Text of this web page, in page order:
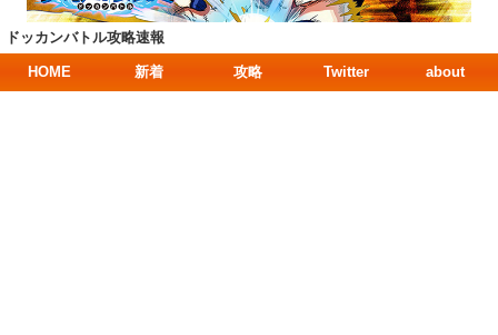
ドッカンバトル攻略速報
HOME 新着 攻略 Twitter about